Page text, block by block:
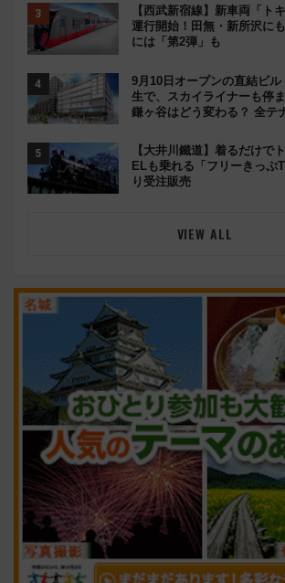
【西武新宿線】新車両「ト
運行開始！田無・新所沢に
には「第2弾」も
9月10日オープンの直結ビ
生で、スカイライナーも停
鎌ヶ谷はどう変わる？ 全テ
【大井川鐵道】着るだけで
ELも乗れる「フリーきっぷ
り受注販売
VIEW ALL